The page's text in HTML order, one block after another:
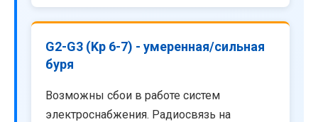
G2-G3 (Kp 6-7) - умеренная/сильная
буря
Возможны сбои в работе систем
электроснабжения. Радиосвязь на